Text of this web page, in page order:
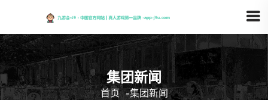
集团新闻
首页 -集团新闻